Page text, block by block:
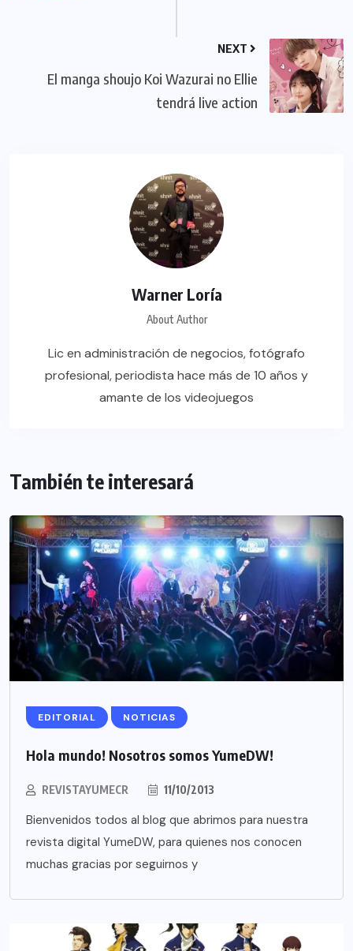
NEXT
El manga shoujo Koi Wazurai no Ellie
tendrá live action
Warner Loría
About Author
Lic en administración de negocios, fotógrafo
profesional, periodista hace más de 10 años y
amante de los videojuegos
También te interesará
EDITORIAL NOTICIAS
Hola mundo! Nosotros somos YumeDW!
REVISTAYUMECR 11/10/2013
Bienvenidos todos al blog que abrimos para nuestra
revista digital YumeDW, para quienes nos conocen
muchas gracias por seguirnos y